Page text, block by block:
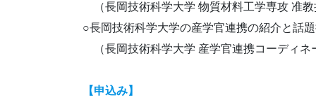
（長岡技術科学大学 物質材料工学専攻 准
○長岡技術科学大学の産学官連携の紹介と話
（長岡技術科学大学 産学官連携コーディネ
【申込み】